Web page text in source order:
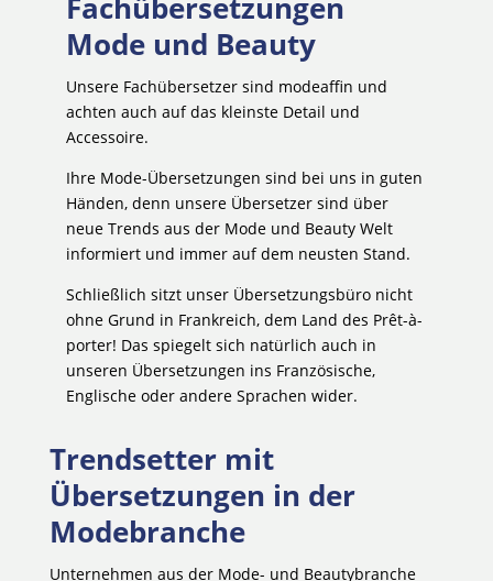
Fachübersetzungen
Mode und Beauty
Unsere Fachübersetzer sind modeaffin und
achten auch auf das kleinste Detail und
Accessoire.
Ihre Mode-Übersetzungen sind bei uns in guten
Händen, denn unsere Übersetzer sind über
neue Trends aus der Mode und Beauty Welt
informiert und immer auf dem neusten Stand.
Schließlich sitzt unser Übersetzungsbüro nicht
ohne Grund in Frankreich, dem Land des Prêt-à-
porter! Das spiegelt sich natürlich auch in
unseren Übersetzungen ins Französische,
Englische oder andere Sprachen wider.
Trendsetter mit
Übersetzungen in der
Modebranche
Unternehmen aus der Mode- und Beautybranche